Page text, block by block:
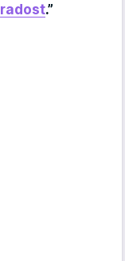
radost.”